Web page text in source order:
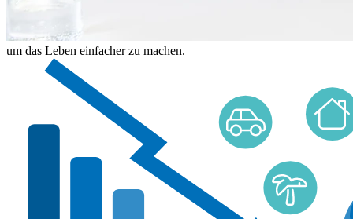
um das Leben einfacher zu machen.